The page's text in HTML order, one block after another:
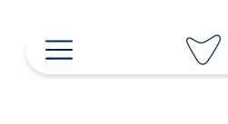
contenido